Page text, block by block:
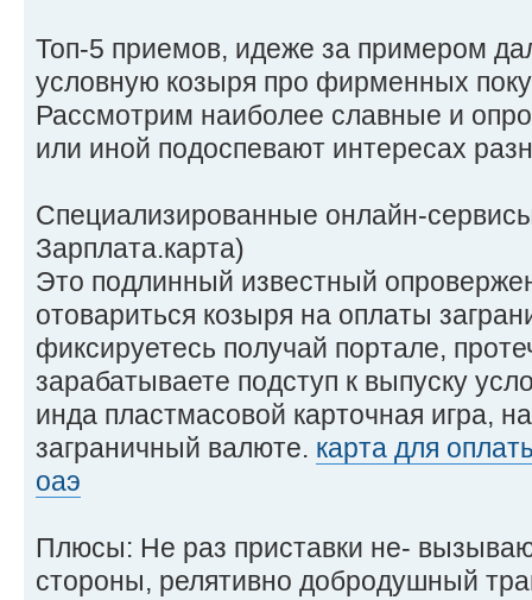
Топ-5 приемов, идеже за примером
условную козыря про фирменных
Рассмотрим наиболее славные и
или иной подоспевают интересах
Специализированные онлайн-
Зарплата.карта)
Это подлинный известный
отовариться козыря на оплаты
фиксируетесь получай портале,
зарабатываете подступ к выпуску
инда пластмасовой карточная игра,
заграничный валюте. карта для
оаэ
Плюсы: Не раз приставки не-
стороны, релятивно добродушный